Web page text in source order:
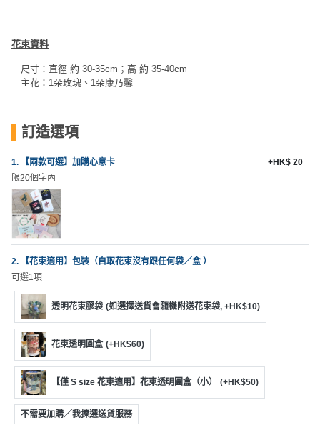
糕
花
束
花
藝
禮
品
訂
製
禮
物
場
地
佈
置
用
品
即
食
慶
生
日
拖
企
/
公
司
活
動
婚
禮
親
子
活
動
會
需
知
社
軟
件
夾
時
間
神
器
情
侶
心
願
清
單
聯
關
花束資料
｜尺寸：直徑 約 30-35cm；高 約 35-40cm
｜主花：1朵玫瑰、1朵康乃馨
訂造選項
1. 【兩款可選】加購心意卡
限20個字內
+HK$ 20
2. 【花束適用】包裝（自取花束沒有跟任何袋／盒 ）
可選1項
透明花束膠袋 (如選擇送貨會隨機附送花束袋, +HK$10)
花束透明圓盒 (+HK$60)
【僅 S size 花束適用】花束透明圓盒（小） (+HK$50)
不需要加購／我揀選送貨服務